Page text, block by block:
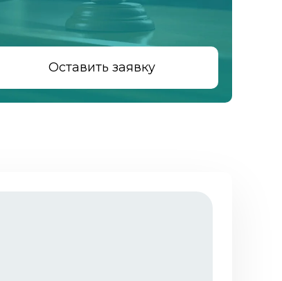
Оставить заявку